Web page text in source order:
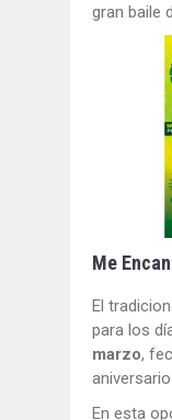
gran baile
Me
El
para los
marzo,
En esta